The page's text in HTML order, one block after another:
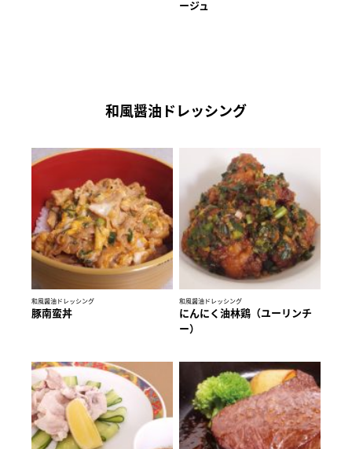
ージュ
和風醤油ドレッシング
和風醤油ドレッシング
豚南蛮丼
和風醤油ドレッシング
にんにく油林鶏（ユーリンチ
ー）